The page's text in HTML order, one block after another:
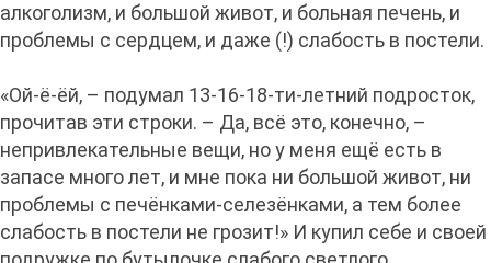
алкоголизм, и большой живот, и больная печень, и
проблемы с сердцем, и даже (!) слабость в постели.
«Ой-ё-ёй, – подумал 13-16-18-ти-летний подросток,
прочитав эти строки. – Да, всё это, конечно, –
непривлекательные вещи, но у меня ещё есть в
запасе много лет, и мне пока ни большой живот, ни
проблемы с печёнками-селезёнками, а тем более
слабость в постели не грозит!» И купил себе и своей